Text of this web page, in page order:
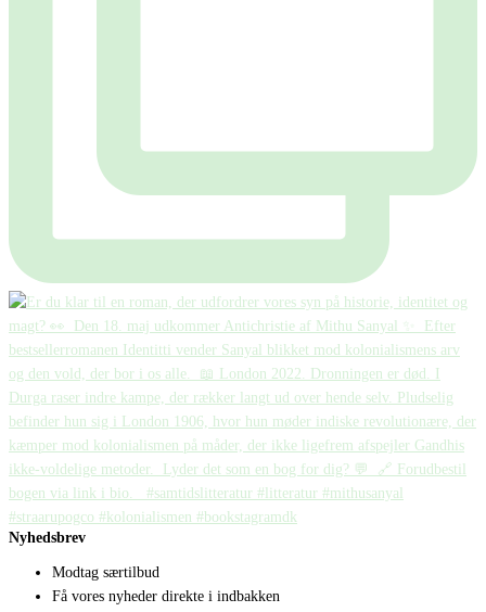
Nyhedsbrev
Modtag særtilbud
Få vores nyheder direkte i indbakken